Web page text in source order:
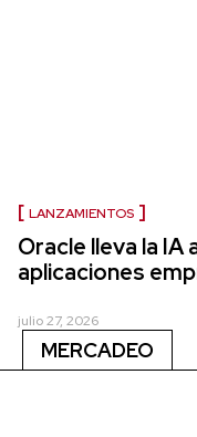
LANZAMIENTOS
Oracle lleva la
aplicaciones
julio 27, 2026
MERCADEO